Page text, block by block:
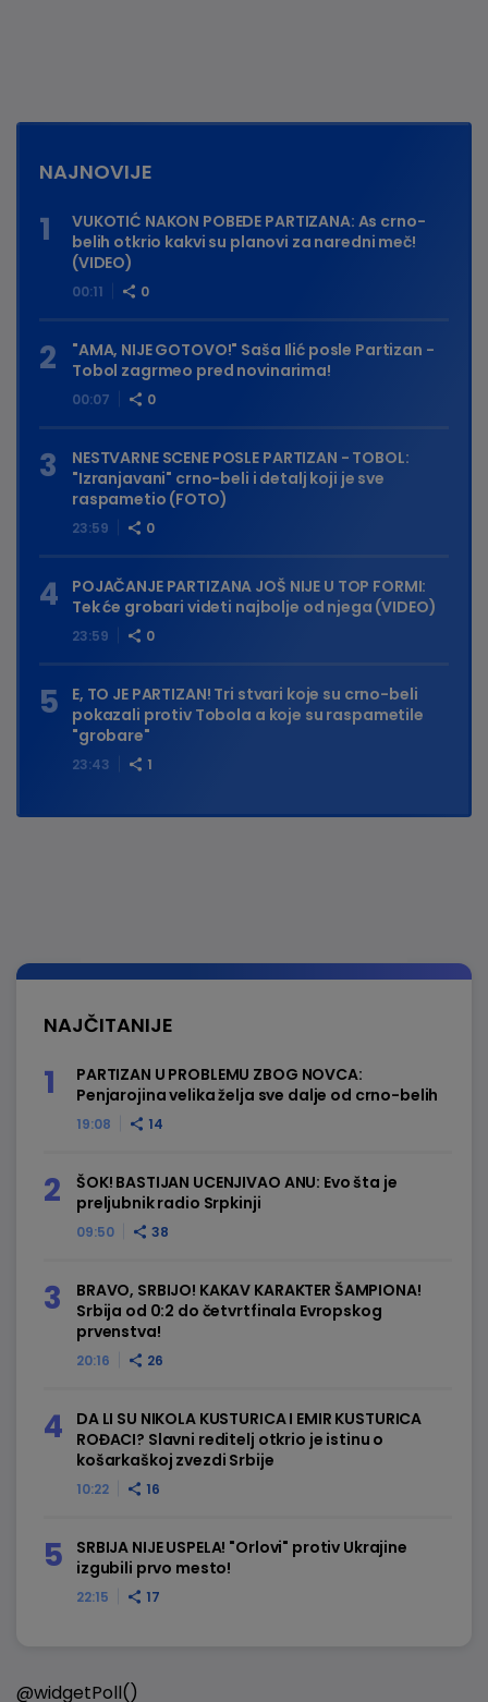
NAJNOVIJE
00:11 0
VUKOTIĆ NAKON POBEDE PARTIZANA: As crno-
belih otkrio kakvi su planovi za naredni meč!
(VIDEO)
00:07 0
"AMA, NIJE GOTOVO!" Saša Ilić posle Partizan -
Tobol zagrmeo pred novinarima!
23:59 0
NESTVARNE SCENE POSLE PARTIZAN - TOBOL:
"Izranjavani" crno-beli i detalj koji je sve
raspametio (FOTO)
23:59 0
POJAČANJE PARTIZANA JOŠ NIJE U TOP FORMI:
Tek će grobari videti najbolje od njega (VIDEO)
23:43 1
E, TO JE PARTIZAN! Tri stvari koje su crno-beli
pokazali protiv Tobola a koje su raspametile
"grobare"
NAJČITANIJE
19:08 14
PARTIZAN U PROBLEMU ZBOG NOVCA:
Penjarojina velika želja sve dalje od crno-belih
09:50 38
ŠOK! BASTIJAN UCENJIVAO ANU: Evo šta je
preljubnik radio Srpkinji
20:16 26
BRAVO, SRBIJO! KAKAV KARAKTER ŠAMPIONA!
Srbija od 0:2 do četvrtfinala Evropskog
prvenstva!
10:22 16
DA LI SU NIKOLA KUSTURICA I EMIR KUSTURICA
ROĐACI? Slavni reditelj otkrio je istinu o
košarkaškoj zvezdi Srbije
22:15 17
SRBIJA NIJE USPELA! "Orlovi" protiv Ukrajine
izgubili prvo mesto!
@widgetPoll()